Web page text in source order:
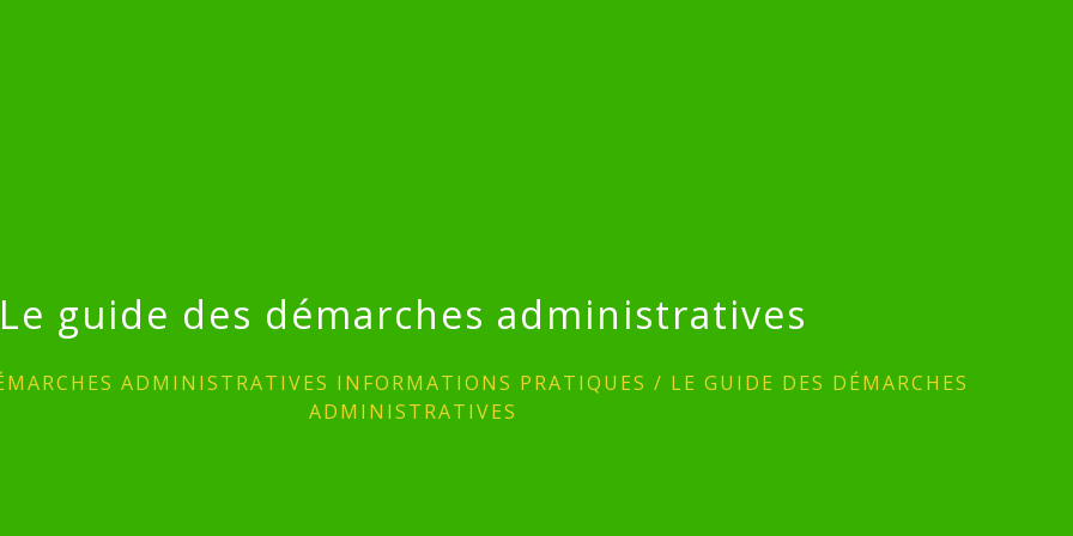
Le guide des démarches administratives
ADMINISTRATIVES INFORMATIONS PRATIQUES / LE GUIDE DES DÉMARCHES
ADMINISTRATIVES